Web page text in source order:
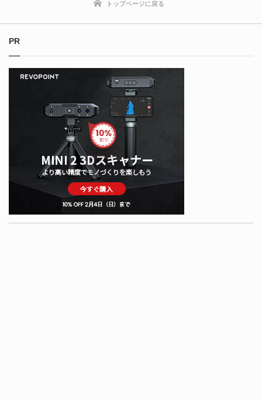
トップページに戻る
PR